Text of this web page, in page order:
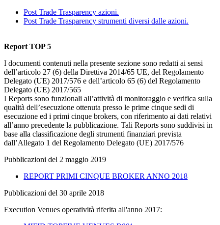
Post Trade Trasparency azioni.
Post Trade Trasparency strumenti diversi dalle azioni.
Report TOP 5
I documenti contenuti nella presente sezione sono redatti ai sensi
dell’articolo 27 (6) della Direttiva 2014/65 UE, del Regolamento
Delegato (UE) 2017/576 e dell’articolo 65 (6) del Regolamento
Delegato (UE) 2017/565
I Reports sono funzionali all’attività di monitoraggio e verifica sulla
qualità dell’esecuzione ottenuta presso le prime cinque sedi di
esecuzione ed i primi cinque brokers, con riferimento ai dati relativi
all’anno precedente la pubblicazione. Tali Reports sono suddivisi in
base alla classificazione degli strumenti finanziari prevista
dall’Allegato 1 del Regolamento Delegato (UE) 2017/576
Pubblicazioni del 2 maggio 2019
REPORT PRIMI CINQUE BROKER ANNO 2018
Pubblicazioni del 30 aprile 2018
Execution Venues operatività riferita all'anno 2017: